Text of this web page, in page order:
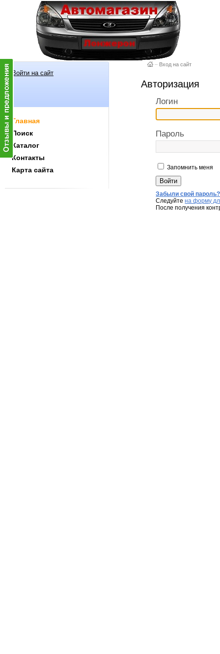
Войти на сайт
Главная
Поиск
Каталог
Контакты
Карта сайта
– Вход на сайт
Авторизация
Логин
Пароль
Запомнить меня
Забыли свой пароль?
Следуйтена форму
После получения